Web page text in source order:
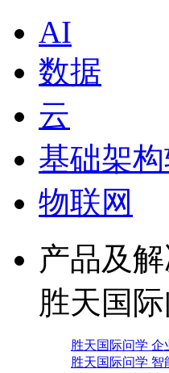
AI
数据
云
基础架
物联网
产品及
胜天国
胜天国际问学 企
胜天国际问学 智